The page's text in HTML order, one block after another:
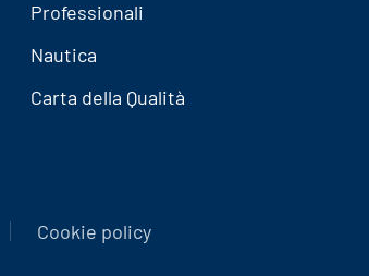
Professionali
Nautica
Carta della Qualità
Cookie policy